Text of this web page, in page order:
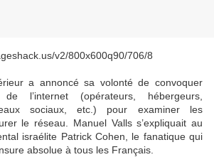
a annoncé sa volonté de convoquer
l’internet (opérateurs, hébergeurs,
sociaux, etc.) pour examiner les
le réseau. Manuel Valls s’expliquait au
israélite Patrick Cohen, le fanatique qui
absolue à tous les Français.